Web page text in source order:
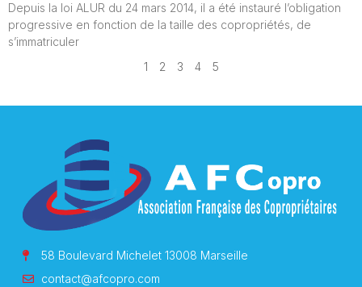
Depuis la loi ALUR du 24 mars 2014, il a été instauré l’obligation
progressive en fonction de la taille des copropriétés, de
s’immatriculer
1
2 3 4 5
58 Boulevard Michelet 13008 Marseille
contact@afcopro.com